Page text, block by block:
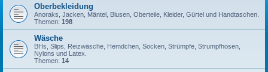
Oberbekleidung
Anoraks, Jacken, Mäntel, Blusen, Oberteile, Kleider, Gürtel und Handtaschen.
Themen: 198
Wäsche
BHs, Slips, Reizwäsche, Hemdchen, Socken, Strümpfe, Strumpfhosen,
Nylons und Latex.
Themen: 14